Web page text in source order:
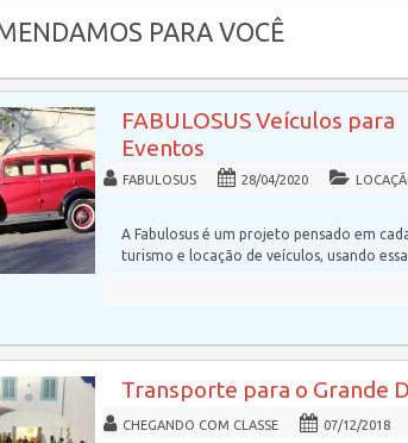
PARA VOCÊ
FABULOSUS Veículos para
Eventos
FABULOSUS 28/04/2020
A Fabulosus é um projeto pensado em
turismo e locação de veículos, usando
Transporte para o Grande
CHEGANDO COM CLASSE 07/12/2018